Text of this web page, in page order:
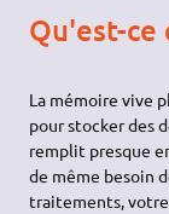
Qu'est-ce
La mémoire vive
pour stocker des
remplit presque
de même besoin
traitements,